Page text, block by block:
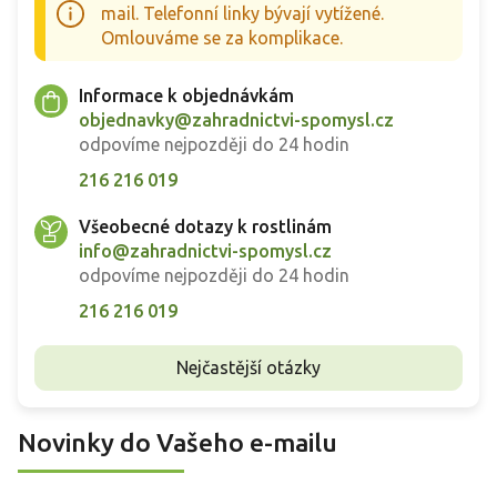
mail. Telefonní linky bývají vytížené.
Omlouváme se za komplikace.
Informace k objednávkám
objednavky@zahradnictvi-spomysl.cz
odpovíme nejpozději do 24 hodin
216 216 019
Všeobecné dotazy k rostlinám
info@zahradnictvi-spomysl.cz
odpovíme nejpozději do 24 hodin
216 216 019
Nejčastější otázky
Novinky do Vašeho e-mailu